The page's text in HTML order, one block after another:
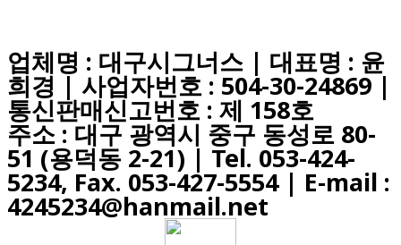
업체명 : 대구시그너스 | 대표명 : 윤
희경 | 사업자번호 : 504-30-24869 |
통신판매신고번호 : 제 158호
주소 : 대구 광역시 중구 동성로 80-
51 (용덕동 2-21) | Tel. 053-424-
5234, Fax. 053-427-5554| E-mail :
4245234@hanmail.net